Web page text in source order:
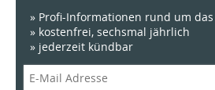
» Profi-Informationen rund um
» kostenfrei, sechsmal jährlich
» jederzeit kündbar